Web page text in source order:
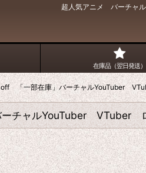
超人気アニメ バーチャ
在庫品（翌日発送）
「一部在庫」バーチャルYouTuber
チャルYouTuber VTuber